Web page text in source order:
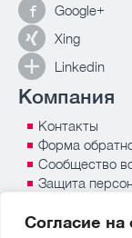
Согласие
Google+
Xing
Linkedin
Компания
Контакты
Форма
Сообщество
Защита
MAN Россия